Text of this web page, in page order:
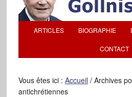
ARTICLES BIOGRAPHIE
CONTACT
Vous êtes ici : Accueil /Archives
antichrétiennes